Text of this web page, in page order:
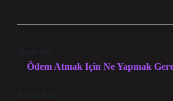
Önceki Yazı
Ödem Atmak Için Ne Yapmak
Sonraki Yazı